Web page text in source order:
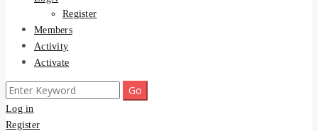
Register
Members
Activity
Activate
Search
for:
Log in
Register